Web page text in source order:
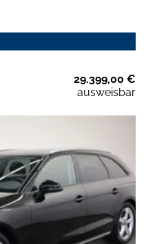
29.399,00 €
ausweisbar